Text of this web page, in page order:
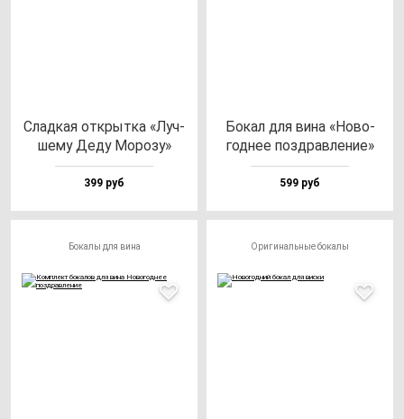
Слад­кая от­крыт­ка «Луч­
ше­му Деду Моро­зу»
399 руб
Бокал для ви­на «Ново­
год­нее поз­драв­ле­ние»
599 руб
Бокалы для вина Оригинальные бокалы